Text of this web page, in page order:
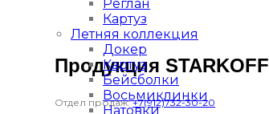
Продукция STARKOFF
Отдел продаж:+7(912)732-30-20
Реглан
Картуз
Летняя коллекция
Докер
Картуз
Бейсболки
Восьмиклинки
Натовки